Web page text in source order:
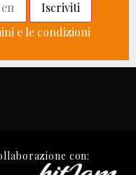
e le condizioni
con: